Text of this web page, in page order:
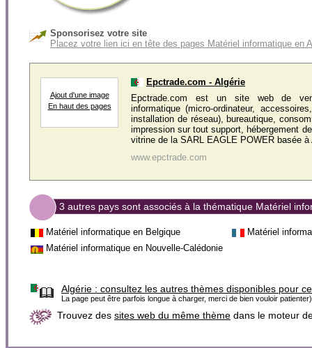
Sponsorisez votre site
Placez votre lien ici en tête des pages Matériel informatique en
Ajout d'une image
En haut des pages
Epctrade.com - Algérie
Epctrade.com est un site web de
informatique (micro-ordinateur,
installation de réseau), bureautique,
impression sur tout support, hébergement
vitrine de la SARL EAGLE POWER basée à
www.epctrade.com
3 autres pays sont associés à la thématique Matériel
Matériel informatique en Belgique
Matériel
Matériel informatique en Nouvelle-Calédonie
Algérie : consultez les autres thèmes disponibles pour
La page peut être parfois longue à charger, merci de bien vouloir patienter)
Trouvez des sites web du même thème dans le moteur